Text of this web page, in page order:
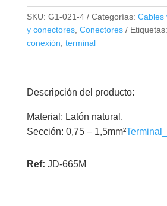
SKU: G1-021-4 Categorías: Cables
y conectores, Conectores Etiquetas:
conexión terminal
Descripción del producto:
Material: Latón natural.
Sección: 0,75 – 1,5mm²
Ref: JD-665M